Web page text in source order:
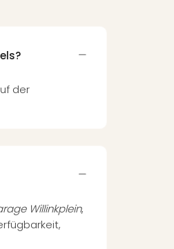
der
Willinkplein,